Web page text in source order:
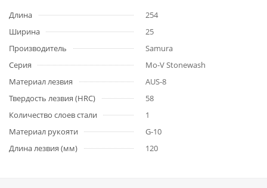
Длина
254
Ширина
25
Производитель
Samura
Серия
Mo-V Stonewash
Материал лезвия
AUS-8
Твердость лезвия (HRC)
58
Количество слоев стали
1
Материал рукояти
G-10
Длина лезвия (мм)
120